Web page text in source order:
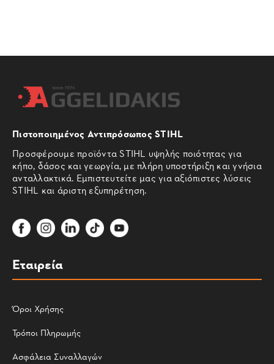
Πιστοποιημένος Αντιπρόσωπος STIHL
Προσφέρουμε προϊόντα STIHL υψηλής ποιότητας για
κήπο, δάσος και γεωργία, με πλήρη υποστήριξη και γνήσια
ανταλλακτικά. Εμπιστευτείτε μας για αξιόπιστες λύσεις
STIHL και άριστη εξυπηρέτηση.
Εταιρεία
Όροι Χρήσης
Τρόποι Πληρωμής
Ασφάλεια Συναλλαγών